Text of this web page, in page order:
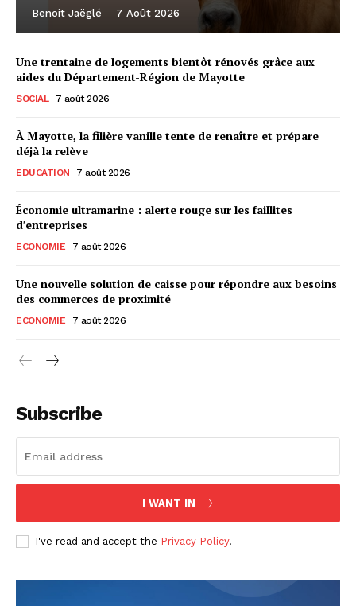
Benoit Jaëglé - 7 Août 2026
Une trentaine de logements bientôt rénovés grâce aux
aides du Département-Région de Mayotte
SOCIAL 7 août 2026
À Mayotte, la filière vanille tente de renaître et prépare
déjà la relève
EDUCATION 7 août 2026
Économie ultramarine : alerte rouge sur les faillites
d’entreprises
ECONOMIE 7 août 2026
Une nouvelle solution de caisse pour répondre aux besoins
des commerces de proximité
ECONOMIE 7 août 2026
Subscribe
I WANT IN
I've read and accept the Privacy Policy.